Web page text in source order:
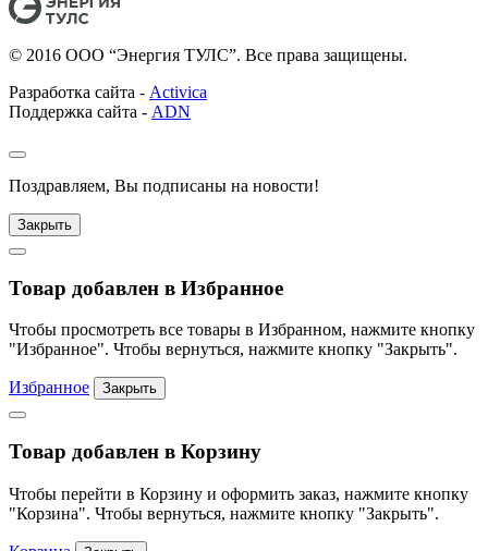
© 2016 ООО “Энергия ТУЛС”. Все права защищены.
Разработка сайта - Activica
Поддержка сайта - ADN
Поздравляем, Вы подписаны на новости!
Закрыть
Товар добавлен в Избранное
Чтобы просмотреть все товары в Избранном, нажмите кнопку
"Избранное". Чтобы вернуться, нажмите кнопку "Закрыть".
Избранное Закрыть
Товар добавлен в Корзину
Чтобы перейти в Корзину и оформить заказ, нажмите кнопку
"Корзина". Чтобы вернуться, нажмите кнопку "Закрыть".